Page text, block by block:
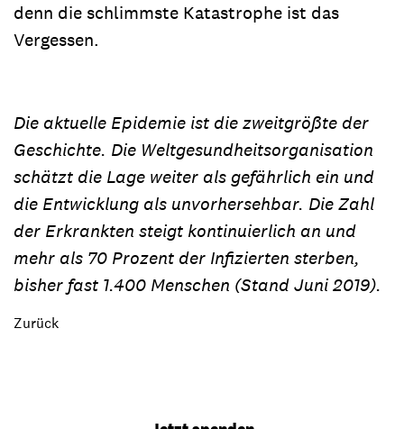
denn die schlimmste Katastrophe ist das
Vergessen.
Die aktuelle Epidemie ist die zweitgrößte der
Geschichte. Die Weltgesundheitsorganisation
schätzt die Lage weiter als gefährlich ein und
die Entwicklung als unvorhersehbar. Die Zahl
der Erkrankten steigt kontinuierlich an und
mehr als 70 Prozent der Infizierten sterben,
bisher fast 1.400 Menschen (Stand Juni 2019).
Zurück